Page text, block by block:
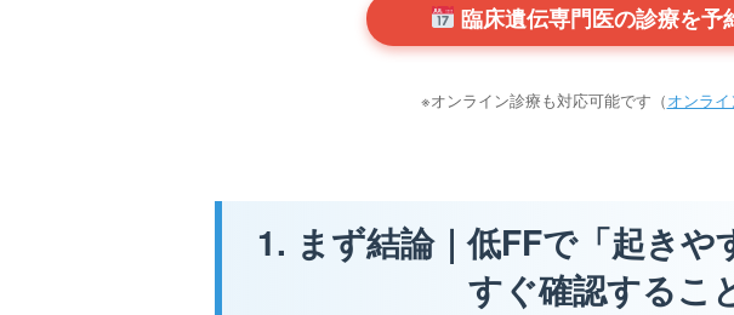
臨床遺伝専門医の診療を予
※オンライン診療も対応可能です（オンラ
1. まず結論｜低FFで「起きや
すぐ確認するこ